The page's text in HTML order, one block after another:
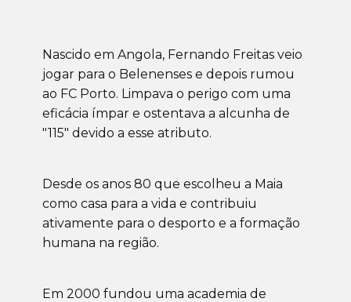
Nascido em Angola, Fernando Freitas veio
jogar para o Belenenses e depois rumou
ao FC Porto. Limpava o perigo com uma
eficácia ímpar e ostentava a alcunha de
"115" devido a esse atributo.
Desde os anos 80 que escolheu a Maia
como casa para a vida e contribuiu
ativamente para o desporto e a formação
humana na região.
Em 2000 fundou uma academia de